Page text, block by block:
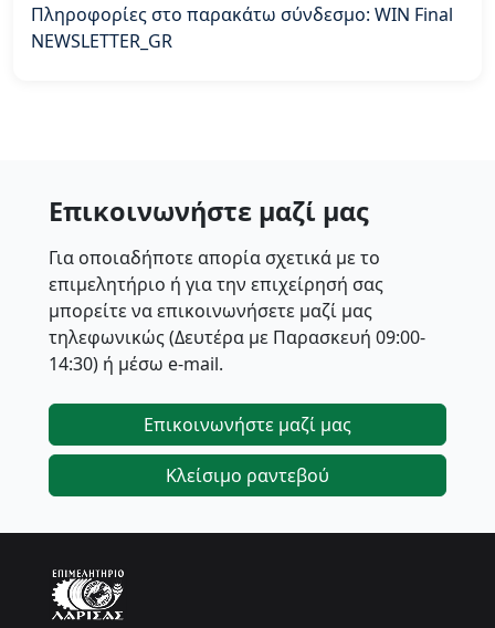
Πληροφορίες στο παρακάτω σύνδεσμο: WIN Final
NEWSLETTER_GR
Επικοινωνήστε μαζί μας
Για οποιαδήποτε απορία σχετικά με το
επιμελητήριο ή για την επιχείρησή σας
μπορείτε να επικοινωνήσετε μαζί μας
τηλεφωνικώς (Δευτέρα με Παρασκευή 09:00-
14:30) ή μέσω e-mail.
Επικοινωνήστε μαζί μας
Κλείσιμο ραντεβού